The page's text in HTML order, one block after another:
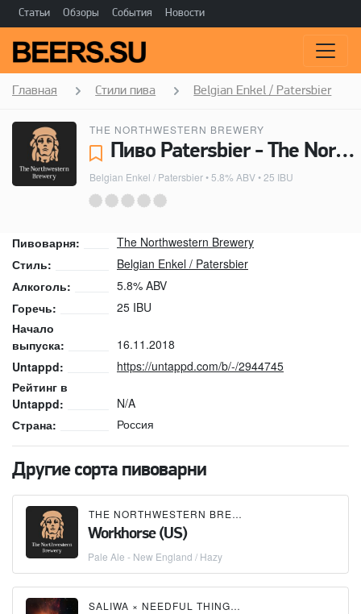
Статьи Обзоры События Новости
Главная Стили пива Belgian Enkel / Patersbier
THE NORTHWESTERN BREWERY
Пиво Patersbier - The Northwestern Brewery
Belgian Enkel / Patersbier• 5.8% ABV • 25 IBU
Пивоварня:
The Northwestern Brewery
Стиль:
Belgian Enkel / Patersbier
Алкоголь:
5.8% ABV
Горечь:
25 IBU
Начало
выпуска:
16.11.2018
Untappd:
https://untappd.com/b/-/2944745
Рейтинг в
Untappd:
N/A
Страна:
Россия
Другие сорта пивоварни
THE NORTHWESTERN BREWERY
Workhorse (US)
Pale Ale - New England / Hazy
SALIWA × NEEDFUL THINGS ×